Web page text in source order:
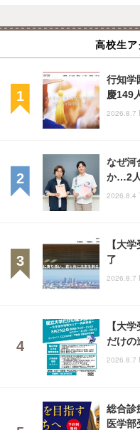
高校生
行知学
慶149人
2026.8.7
なぜ河
か…2
2026.8.4
【大
了
2026.8.7
【大
だけの
2026.8.7
総合診
医学部